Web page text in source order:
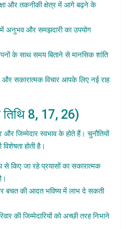
और तकनीकी क्षेत्र में आगे बढ़ने के
में अनुभव और समझदारी का उपयोग
के साथ समय बिताने से मानसिक शांति
सकारात्मक विचार आपके लिए नई राह
8, 17, 26)
जिम्मेदार स्वभाव के होते हैं। चुनौतियों
होती है।
किए जा रहे प्रयासों का सकारात्मक
बचत की आदत भविष्य में लाभ दे सकती
की जिम्मेदारियों को अच्छी तरह निभाने